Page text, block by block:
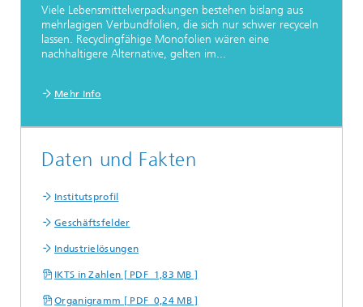
Viele Lebensmittelverpackungen bestehen bislang aus
mehrlagigen Verbundfolien, die sich nur schwer recyceln
lassen. Recyclingfähige Monofolien wären eine
nachhaltigere Alternative, gelten im...
Mehr Info
Daten und Fakten
Institutsprofil
Geschäftsfelder
Industrielösungen
IKTS in Zahlen [ PDF 1,83 MB ]
Organigramm [ PDF 0,24 MB ]